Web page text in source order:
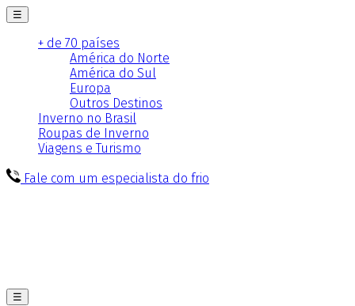
☰
+ de 70 países
América do Norte
América do Sul
Europa
Outros Destinos
Inverno no Brasil
Roupas de Inverno
Viagens e Turismo
Fale com um especialista do frio
☰